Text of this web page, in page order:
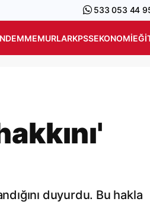
533 053 44
MEMURLARKPSSEKONOMI
duyurdu. Bu hakla